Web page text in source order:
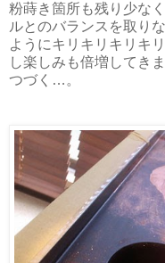
粉蒔き箇所も残り少な
ルとのバランスを取り
ようにキリキリキリキ
し楽しみも倍増してきま
つづく…。